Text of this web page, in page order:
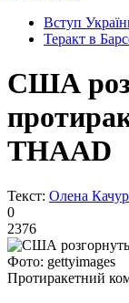
Вступ
Теракт в
США
THAAD
Текст: Олена
0
2376
Фото: gettyimages
Протиракетний